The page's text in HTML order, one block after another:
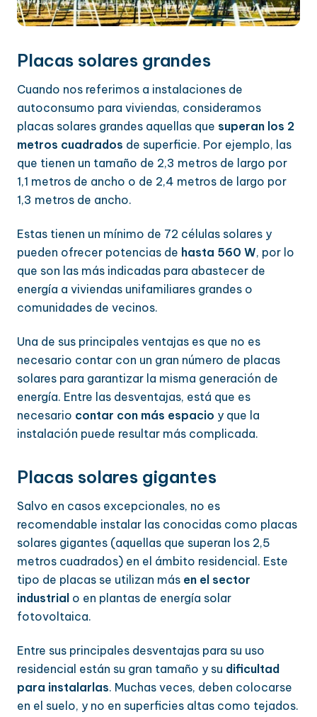
Placas solares grandes
Cuando nos referimos a instalaciones de
autoconsumo para viviendas, consideramos
placas solares grandes aquellas que superan los 2
metros cuadrados de superficie. Por ejemplo, las
que tienen un tamaño de 2,3 metros de largo por
1,1 metros de ancho o de 2,4 metros de largo por
1,3 metros de ancho.
Estas tienen un mínimo de 72 células solares y
pueden ofrecer potencias de hasta 560 W, por lo
que son las más indicadas para abastecer de
energía a viviendas unifamiliares grandes o
comunidades de vecinos.
Una de sus principales ventajas es que no es
necesario contar con un gran número de placas
solares para garantizar la misma generación de
energía. Entre las desventajas, está que es
necesario contar con más espacio y que la
instalación puede resultar más complicada.
Placas solares gigantes
Salvo en casos excepcionales, no es
recomendable instalar las conocidas como placas
solares gigantes (aquellas que superan los 2,5
metros cuadrados) en el ámbito residencial. Este
tipo de placas se utilizan más en el sector
industrial o en plantas de energía solar
fotovoltaica.
Entre sus principales desventajas para su uso
residencial están su gran tamaño y su dificultad
para instalarlas. Muchas veces, deben colocarse
en el suelo, y no en superficies altas como tejados.